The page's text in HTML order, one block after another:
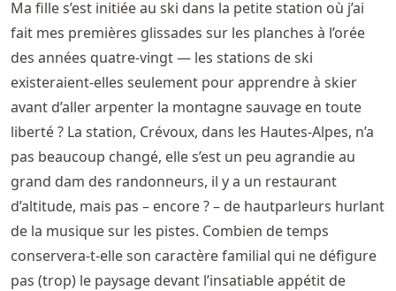
Ma fille s’est initiée au ski dans la petite station où j’ai
fait mes premières glissades sur les planches à l’orée
des années quatre-vingt — les stations de ski
existeraient-elles seulement pour apprendre à skier
avant d’aller arpenter la montagne sauvage en toute
liberté ? La station, Crévoux, dans les Hautes-Alpes, n’a
pas beaucoup changé, elle s’est un peu agrandie au
grand dam des randonneurs, il y a un restaurant
d’altitude, mais pas – encore ? – de hautparleurs hurlant
de la musique sur les pistes. Combien de temps
conservera-t-elle son caractère familial qui ne défigure
pas (trop) le paysage devant l’insatiable appétit de